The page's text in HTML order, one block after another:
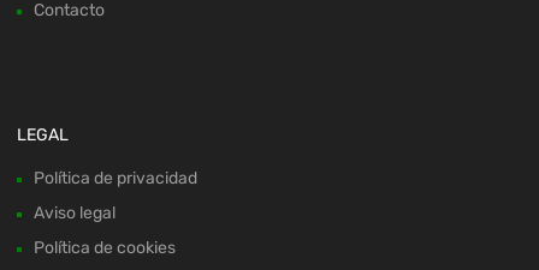
Contacto
LEGAL
Política de privacidad
Aviso legal
Política de cookies